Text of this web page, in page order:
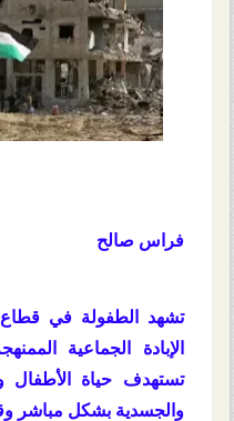
فراس صالح
تشهد الطفولة في
الإبادة الجماعية
تستهدف حياة الأطفال
والجسدية بشكل مباشر